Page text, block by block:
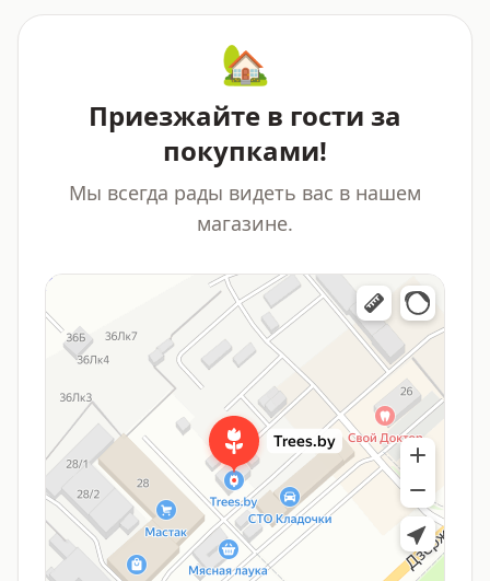
🏡
Приезжайте в гости за
покупками!
Мы всегда рады видеть вас в нашем
магазине.